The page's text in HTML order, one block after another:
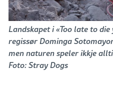
Landskapet i «Too late to
regissør Dominga
men naturen speler ikkje
Foto: Stray Dogs